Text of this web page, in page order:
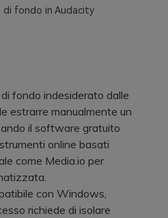
di fondo in Audacity
fondo indesiderato dalle
estrarre manualmente un
il software gratuito
online basati
come Media.io per
con Windows,
richiede di isolare